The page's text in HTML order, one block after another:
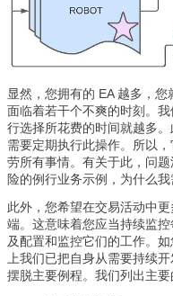
显然，您拥有的 EA 越多，
面临着若干个不爽的时刻。
行选择所花费的时间就越多
需要定期执行此操作。所以
劳所有事情。有关于此，问
险的例行业务示例，为什么我
此外，您希望在交易活动中
端。这意味着您应当持续监
及配置和监控它们的工作。
上我们已把自身从需要持续
摆脱主要例程。我们列出主要